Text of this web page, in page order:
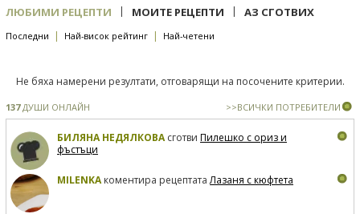
ЛЮБИМИ РЕЦЕПТИ | МОИТЕ РЕЦЕПТИ | АЗ СГОТВИХ
Последни | Най-висок рейтинг | Най-четени
Не бяха намерени резултати, отговарящи на посочените критерии.
137ДУШИ ОНЛАЙН >>ВСИЧКИ ПОТРЕБИТЕЛИ
БИЛЯНА НЕДЯЛКОВАсготви Пилешко с ориз и
фъстъци
MILENKAкоментира рецептатаЛазаня с кюфтета